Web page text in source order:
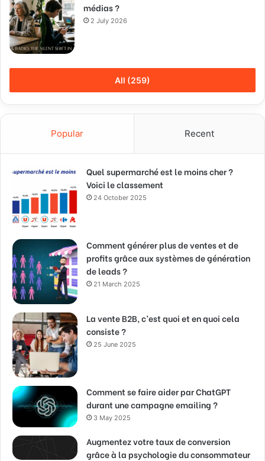
médias ?
2 July 2026
All (259)
Popular Recent
Quel supermarché est le moins cher ?
Voici le classement
24 October 2025
Comment générer plus de ventes et de
profits grâce aux systèmes de génération
de leads ?
21 March 2025
La vente B2B, c’est quoi et en quoi cela
consiste ?
25 June 2025
Comment se faire aider par ChatGPT
durant une campagne emailing ?
3 May 2025
Augmentez votre taux de conversion
grâce à la psychologie du consommateur